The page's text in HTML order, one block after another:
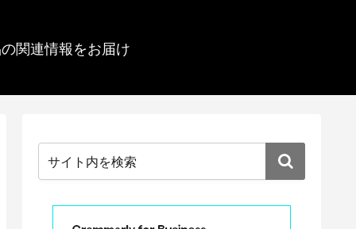
関連情報をお届け